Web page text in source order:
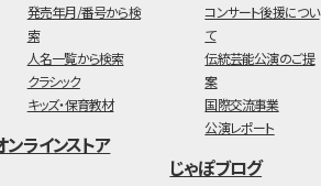
発売年月/番号から検
索
人名一覧から検索
クラシック
キッズ・保育教材
ンラインストア
コンサート後援につい
て
伝統芸能公演のご提
案
国際交流事業
公演レポート
じゃぽブログ